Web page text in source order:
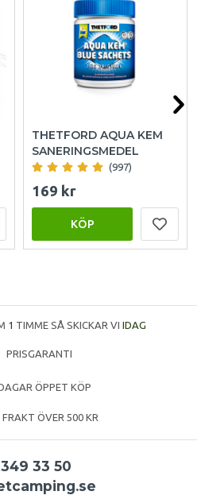
THETFORD AQUA KEM
SANERINGSMEDEL
(997)
169 kr
KÖP
1 TIMME SÅ SKICKAR VI IDAG
PRISGARANTI
ÖPPET KÖP
FRAKT ÖVER 500 KR
33 50